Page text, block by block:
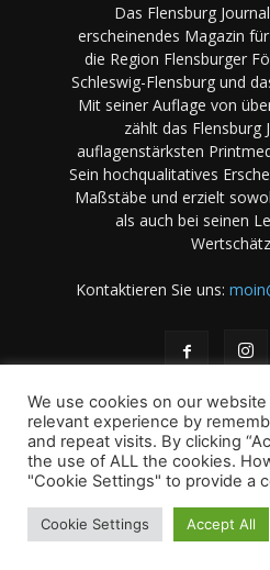
Das Flensburg
erscheinendes Magazin
die Region Flensburger
Schleswig-Flensburg und
Mit seiner Auflage von
zählt das Flensburg
auflagenstärksten
Sein hochqualitatives
Maßstäbe und erzielt
als auch bei seinen
Kontaktieren Sie uns:
Über uns Stellenangebote
Magazin-Archiv
Das
© 2001-2026 copyright by A. B &
International -
We use cookies on our
relevant experience by
and repeat visits. By clicking
the use of ALL the cookies.
"Cookie Settings" to provide a
Cookie Settings Accept All